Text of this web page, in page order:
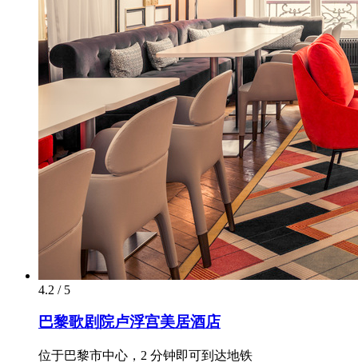
4.2 / 5
巴黎歌剧院卢浮宫美居酒店
位于巴黎市中心，2 分钟即可到达地铁